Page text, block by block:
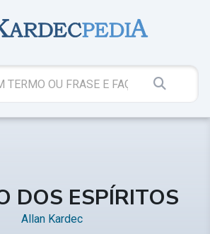
DOS ESPÍRITOS
Allan Kardec